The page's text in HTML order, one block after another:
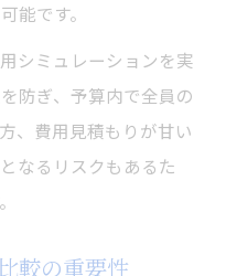
能です。
シミュレーションを実
防ぎ、予算内で全員の
、費用見積もりが甘い
なるリスクもあるた
較の重要性